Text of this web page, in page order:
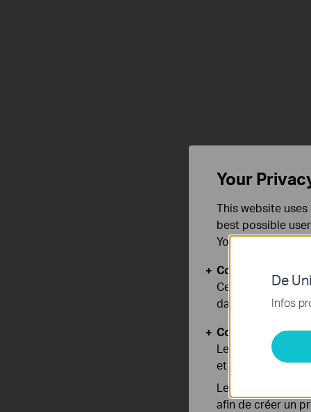
De
Infos
Your
This website
best possible
You can find
Cookies basiques
Ces cookies sont
dans vos
Cookies
Les cookies
et ajuster les
Les cookies
afin de créer un